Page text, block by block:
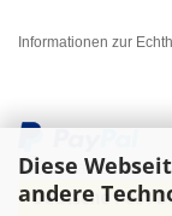
Diese
andere
Informationen zur